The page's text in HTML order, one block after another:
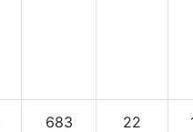
683 22